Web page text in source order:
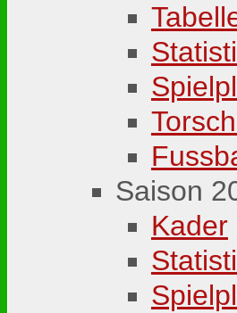
Saison
Kader